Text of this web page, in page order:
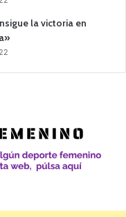
la victoria en